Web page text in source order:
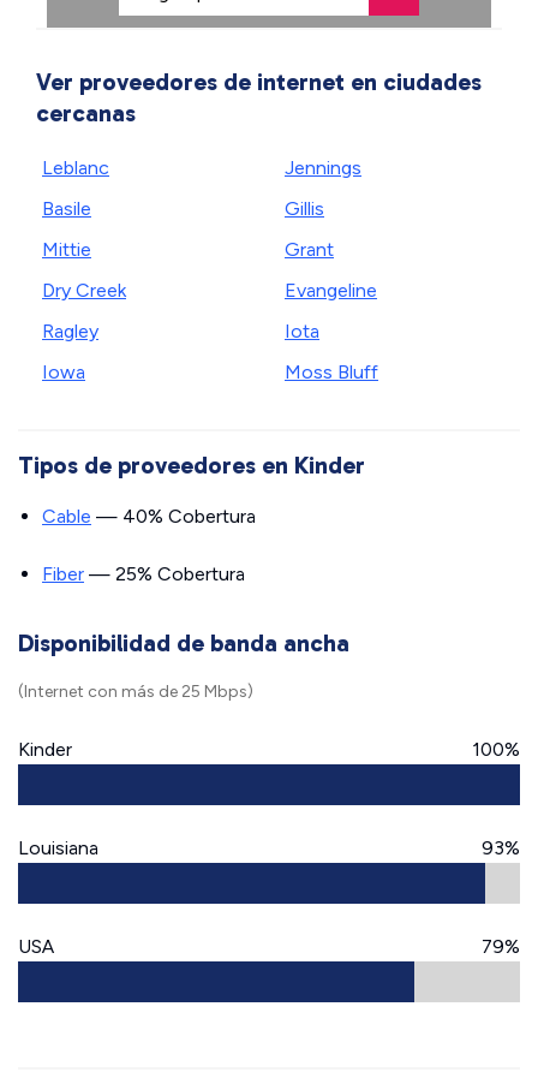
Ver proveedores de internet en ciudades
cercanas
Leblanc
Basile
Mittie
Dry Creek
Ragley
Iowa
Jennings
Gillis
Grant
Evangeline
Iota
Moss Bluff
Tipos de proveedores en Kinder
Cable — 40% Cobertura
Fiber — 25% Cobertura
Disponibilidad de banda ancha
(Internet con más de 25 Mbps)
Kinder 100%
Louisiana 93%
USA 79%